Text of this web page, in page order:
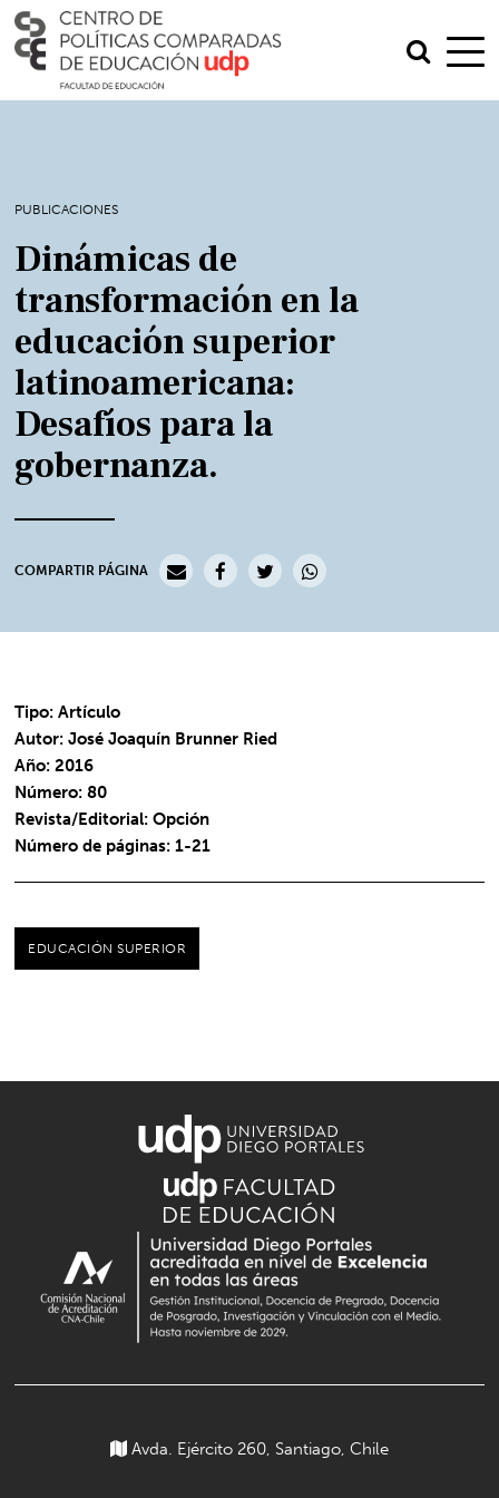
PUBLICACIONES
Dinámicas de
transformación en la
educación superior
latinoamericana:
Desafíos para la
gobernanza.
COMPARTIR PÁGINA
Tipo: Artículo
Autor: José Joaquín Brunner Ried
Año: 2016
Número: 80
Revista/Editorial: Opción
Número de páginas: 1-21
EDUCACIÓN SUPERIOR
Avda. Ejército 260, Santiago, Chile